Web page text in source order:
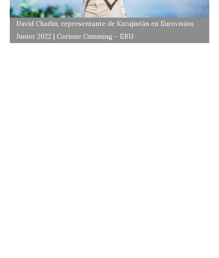
David Charlin, representante de Kazajistán en Eurovisión
Junior 2022 | Corinne Cumming - EBU